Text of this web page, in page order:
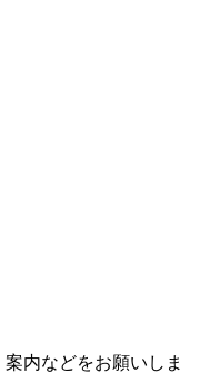
内などをお願いしま